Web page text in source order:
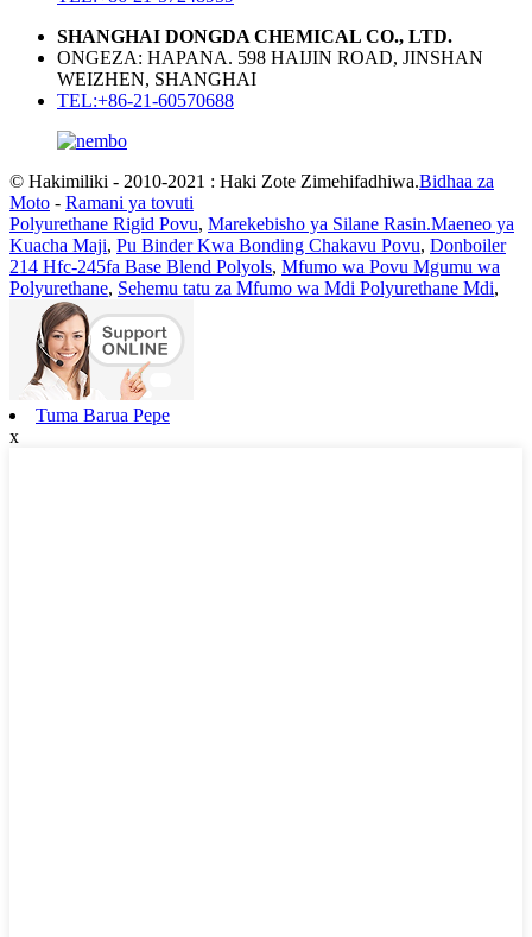
SHANGHAI DONGDA CHEMICAL CO., LTD.
ONGEZA: HAPANA. 598 HAIJIN ROAD, JINSHAN
WEIZHEN, SHANGHAI
TEL:+86-21-60570688
© Hakimiliki - 2010-2021 : Haki Zote Zimehifadhiwa.Bidhaa za
Moto - Ramani ya tovuti
Polyurethane Rigid Povu, Marekebisho ya Silane Rasin.Maeneo ya
Kuacha Maji, Pu Binder Kwa Bonding Chakavu Povu, Donboiler
214 Hfc-245fa Base Blend Polyols, Mfumo wa Povu Mgumu wa
Polyurethane, Sehemu tatu za Mfumo wa Mdi Polyurethane Mdi,
Tuma Barua Pepe
x